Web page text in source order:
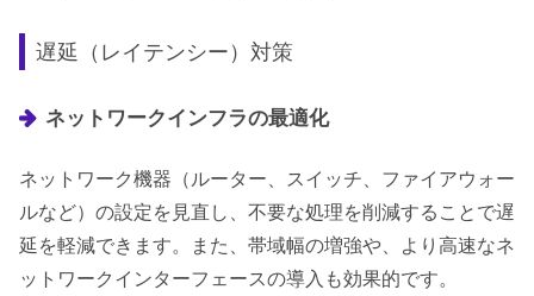
遅延（レイテンシー）対策
ネットワークインフラの最適化
ネットワーク機器（ルーター、スイッチ、ファイアウォー
ルなど）の設定を見直し、不要な処理を削減することで遅
延を軽減できます。また、帯域幅の増強や、より高速なネ
ットワークインターフェースの導入も効果的です。